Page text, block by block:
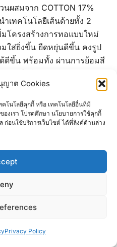
ญาต Cookies
คโนโลยีคุกกี้ หรือ เทคโนโลยีอื่นที่มี
งเรา โปรดศึกษา นโยบายการใช้คุกกี้
อนใช้บริการเว็บไซต์ ได้ที่ลิงค์ด้านล่าง
Privacy Policy
ผสมจาก COTTON 17%
ำเทคโนโลยีเส้นด้ายทั้ง 2
โครงสร้างการทอแบบใหม่
มใส่ยิ่งขึ้น ยืดหยุ่นดีขึ้น คงรูป
ดีขึ้น พร้อมทั้ง ผ่านการย้อมสี
ปันเดกซ์ จูติ
JUTI เป็นเนื้อผ้าที่
อยู่ด้วยกันอย่างลงตัว เนื้อผ้าจะ
งคง ความใส่สบาย ไม่ร้อน
/ LACOSTE ซีวีซี ไมโคร
นผสมจาก COTTON 27%